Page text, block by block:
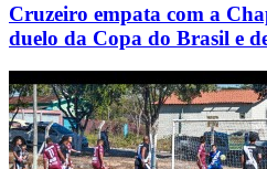
Cruzeiro empata com a
duelo da Copa do Brasil e